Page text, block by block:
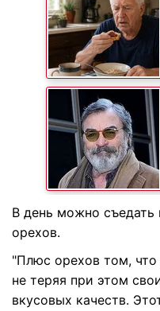
В день можно съедать
орехов.
"Плюс орехов том, что
не теряя при этом
вкусовых качеств.